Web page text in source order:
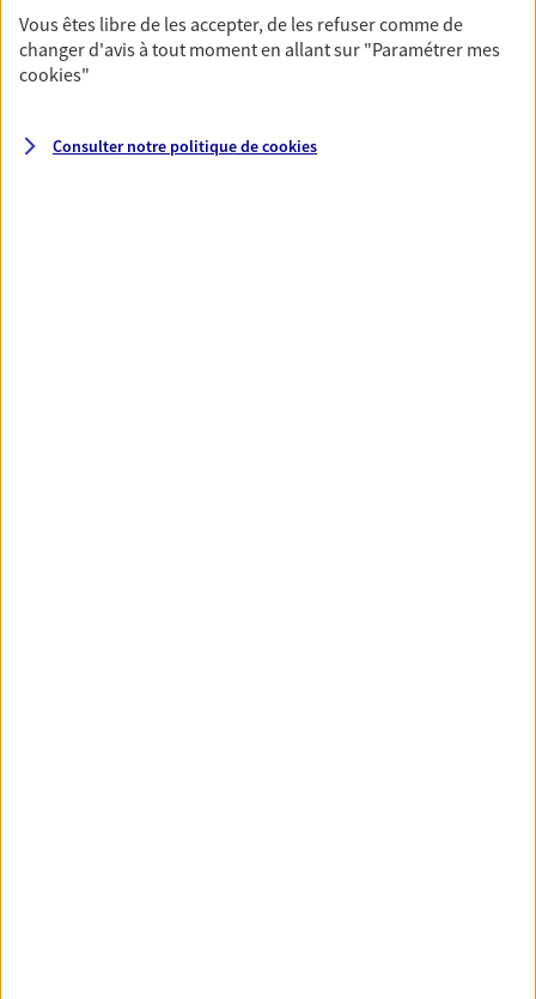
VOIR NOTRE SITE WEB
N° Orias * (orias.fr) : 07017455
VOIR PLUS
Vous êtes libre de les accepter, de les refuser comme de
changer d'avis à tout moment en allant sur "Paramétrer mes
cookies"
Consulter notre politique decookies